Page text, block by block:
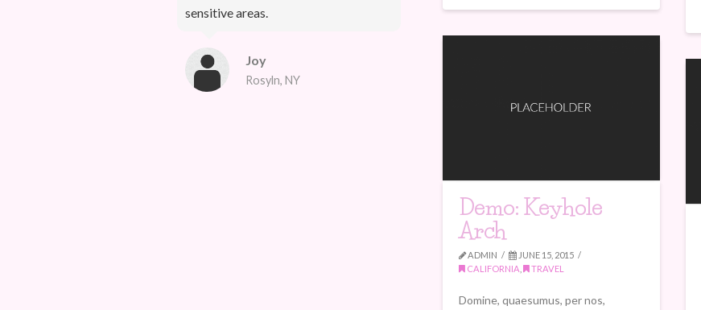
Demo: Keyhole
Arch
ADMIN
JUNE 15, 2015
CALIFORNIA
TRAVEL
Domine, quaesumus, per nos,
sensitive areas.
Joy
Rosyln, NY